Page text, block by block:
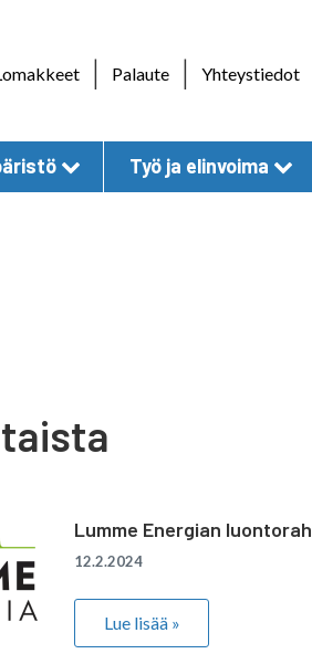
| Palaute | Yhteystiedot
Työ ja elinvoima
Lumme Energian
12.2.2024
Lue lisää »